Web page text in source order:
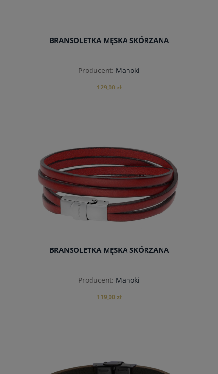
BRANSOLETKA MĘSKA SKÓRZANA
Producent: Manoki
129,00 zł
do koszyka
BRANSOLETKA MĘSKA SKÓRZANA
Producent: Manoki
119,00 zł